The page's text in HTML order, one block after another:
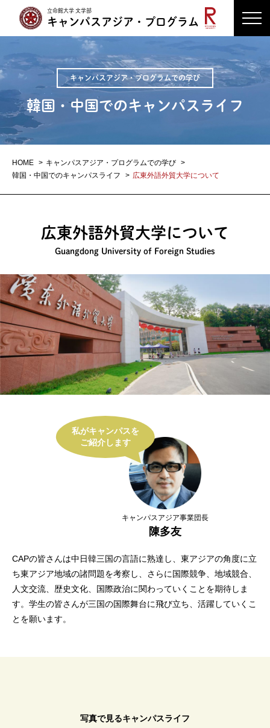
立命館大学 文学部
キャンパスアジア・プログラム
キャンパスアジア・プログラムでの学び
韓国・中国でのキャンパスライフ
HOME
キャンパスアジア・プログラムでの学び
韓国・中国でのキャンパスライフ
広東外語外貿大学について
広東外語外貿大学について
Guangdong University of Foreign Studies
キャンパスアジア事業団長
陳多友
CAPの皆さんは中日韓三国の言語に熟達し、東アジアの角度に立
ち東アジア地域の諸問題を考察し、さらに国際競争、地域競合、
人文交流、歴史文化、国際政治に関わっていくことを期待しま
す。学生の皆さんが三国の国際舞台に飛び立ち、活躍していくこ
とを願います。
写真で見るキャンパスライフ